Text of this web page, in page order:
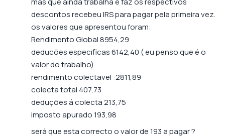
descontos recebeu IRS para pagar pela primeira vez.
os valores que apresentou foram:
Rendimento Global 8954,29
deducões especificas 6142,40 ( eu penso que é o
valor do trabalho).
rendimento colectavel :2811,89
colecta total 407,73
deduções á colecta 213,75
imposto apurado 193,98
será que esta correcto o valor de 193 a pagar ?